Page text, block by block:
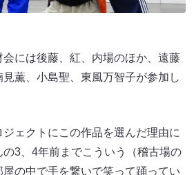
には後藤、紅、内場のほか、遠藤
薫、小島聖、東風万智子が参加し
ェクトにこの作品を選んだ理由に
3、4年前までこういう（稽古場の
の中で手を繋いで笑って踊ってい